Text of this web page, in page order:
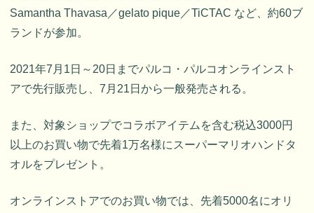
Samantha Thavasa／gelato pique／TiCTAC など、約60ブ
ランドが参加。
2021年7月1日～20日までパルコ・パルコオンラインスト
アで先行販売し、7月21日から一般発売される。
また、対象ショップでコラボアイテムを含む税込3000円
以上のお買い物で先着1万名様にスーパーマリオハンドタ
オルをプレゼント。
オンラインストアでのお買い物では、先着5000名にオリ